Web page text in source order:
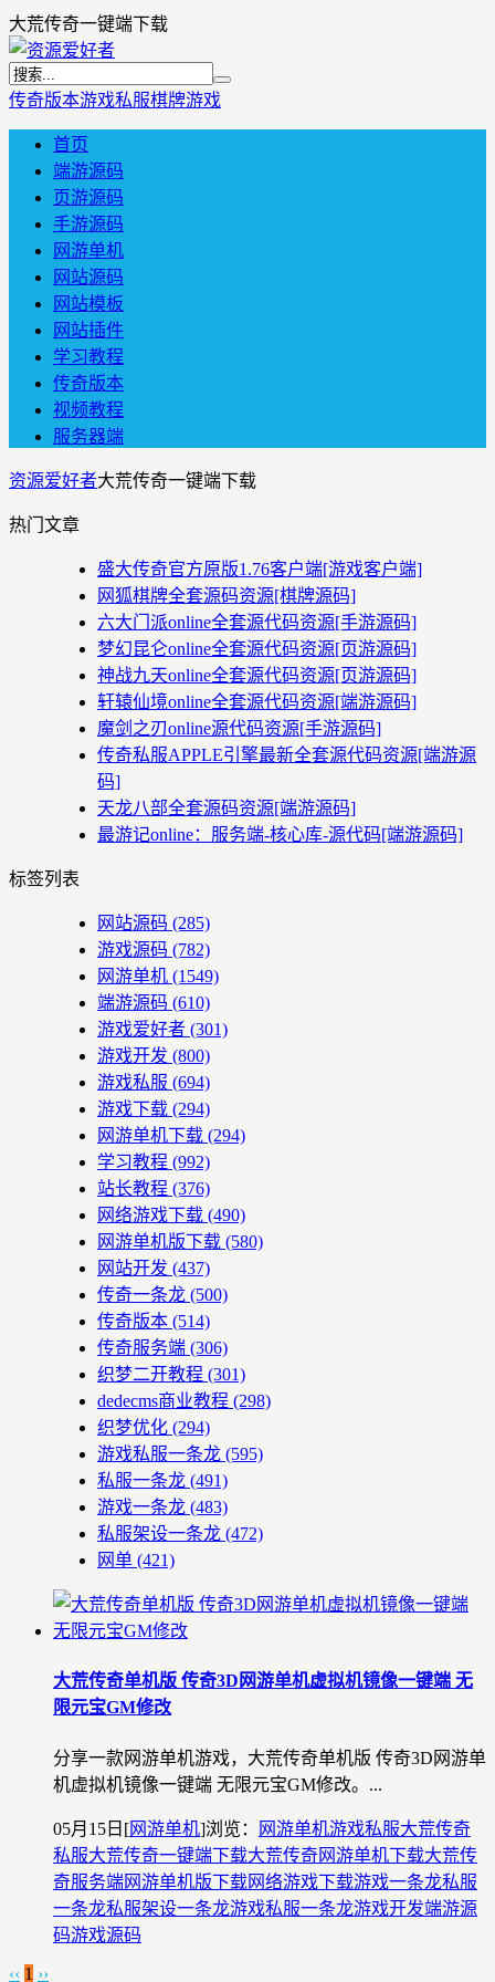
大荒传奇一键端下载
传奇版本游戏私服棋牌游戏
首页
端游源码
页游源码
手游源码
网游单机
网站源码
网站模板
网站插件
学习教程
传奇版本
视频教程
服务器端
资源爱好者大荒传奇一键端下载
热门文章
盛大传奇官方原版1.76客户端[游戏客户端]
网狐棋牌全套源码资源[棋牌源码]
六大门派online全套源代码资源[手游源码]
梦幻昆仑online全套源代码资源[页游源码]
神战九天online全套源代码资源[页游源码]
轩辕仙境online全套源代码资源[端游源码]
魔剑之刃online源代码资源[手游源码]
传奇私服APPLE引擎最新全套源代码资源[端游源
码]
天龙八部全套源码资源[端游源码]
最游记online：服务端-核心库-源代码[端游源码]
标签列表
网站源码 (285)
游戏源码 (782)
网游单机 (1549)
端游源码 (610)
游戏爱好者 (301)
游戏开发 (800)
游戏私服 (694)
游戏下载 (294)
网游单机下载 (294)
学习教程 (992)
站长教程 (376)
网络游戏下载 (490)
网游单机版下载 (580)
网站开发 (437)
传奇一条龙 (500)
传奇版本 (514)
传奇服务端 (306)
织梦二开教程 (301)
dedecms商业教程 (298)
织梦优化 (294)
游戏私服一条龙 (595)
私服一条龙 (491)
游戏一条龙 (483)
私服架设一条龙 (472)
网单 (421)
大荒传奇单机版 传奇3D网游单机虚拟机镜像一键端 无
限元宝GM修改
分享一款网游单机游戏，大荒传奇单机版 传奇3D网游单
机虚拟机镜像一键端 无限元宝GM修改。...
05月15日 [网游单机]浏览： 网游单机游戏私服大荒传奇
私服大荒传奇一键端下载大荒传奇网游单机下载大荒传
奇服务端网游单机版下载网络游戏下载游戏一条龙私服
一条龙私服架设一条龙游戏私服一条龙游戏开发端游源
码游戏源码
‹‹ 1 ››